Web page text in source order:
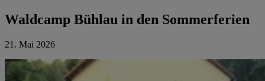
Waldcamp Bühlau in den Sommerferien
21. Mai 2026